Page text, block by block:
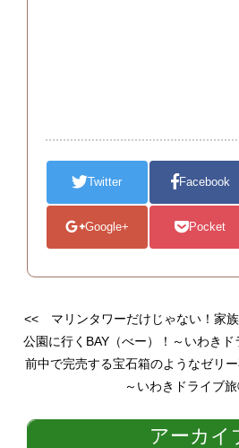
アーカイ
Twitter Facebook
Google+ Pocket
<< マリンタワーだけじゃない！家
公園に行くBAY（べー）！～いわき
前中で完売する宝石箱のようなゼリ
～いわきドライブ